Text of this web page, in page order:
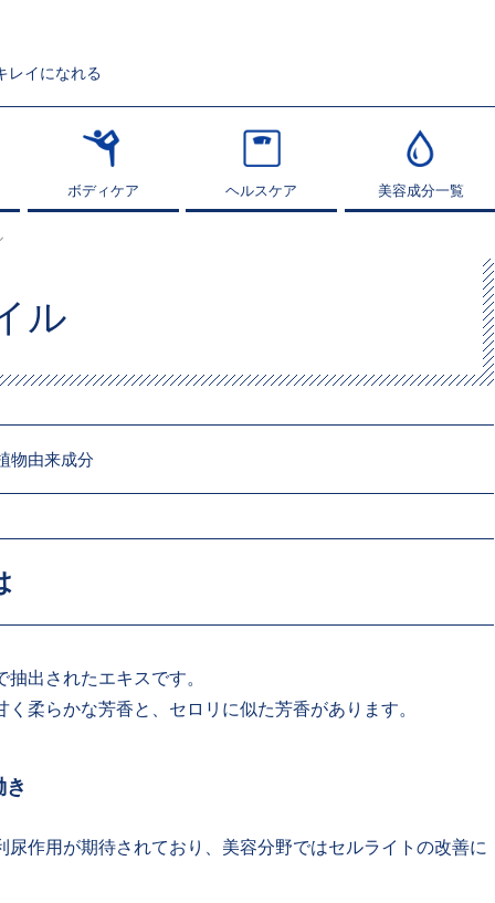
レイになれる
ボディケア
ボディケア ヘルスケア
ヘルスケア 美容成分一覧
美容成分一覧
ル
物由来成分
出されたエキスです。
柔らかな芳香と、セロリに似た芳香があります。
作用が期待されており、美容分野ではセルライトの改善に